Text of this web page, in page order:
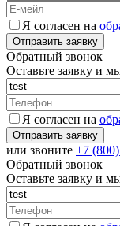
Я согласен на
Обратный звонок
Оставьте заявку и
Я согласен на
или звоните +7
Обратный звонок
Оставьте заявку и